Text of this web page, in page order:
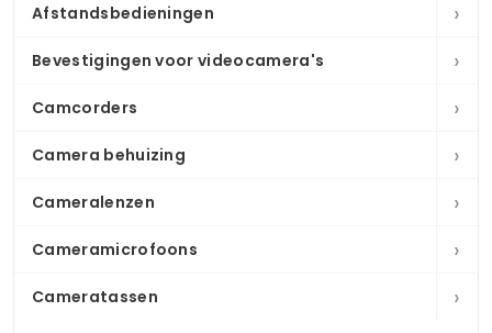
Afstandsbedieningen ›
Bevestigingen voor videocamera's ›
Camcorders ›
Camera behuizing ›
Cameralenzen ›
Cameramicrofoons ›
Cameratassen ›